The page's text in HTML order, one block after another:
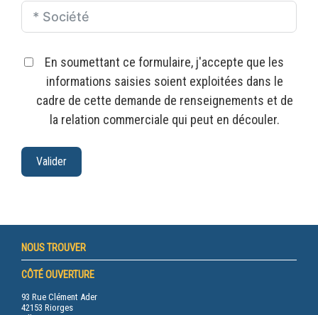
En soumettant ce formulaire, j'accepte que les
informations saisies soient exploitées dans le
cadre de cette demande de renseignements et de
la relation commerciale qui peut en découler.
Valider
NOUS TROUVER
CÔTÉ OUVERTURE
93 Rue Clément Ader
42153 Riorges